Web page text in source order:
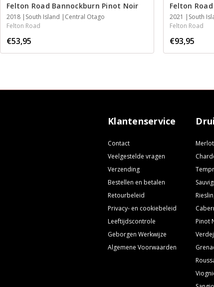
Felton Road Bannockburn Pinot Noir
2018 South Island
Central Otago
Felton Road
€53,95
Felton
2021 South
Felton Road
€93,95
Klantenservice
Contact
Veelgestelde vragen
Verzending
Bestellen en betalen
Retourbeleid
Privacy- en cookiebeleid
Leeftijdscontrole
Geborgen Werkwijze
Algemene Voorwaarden
Merlot
Pinot